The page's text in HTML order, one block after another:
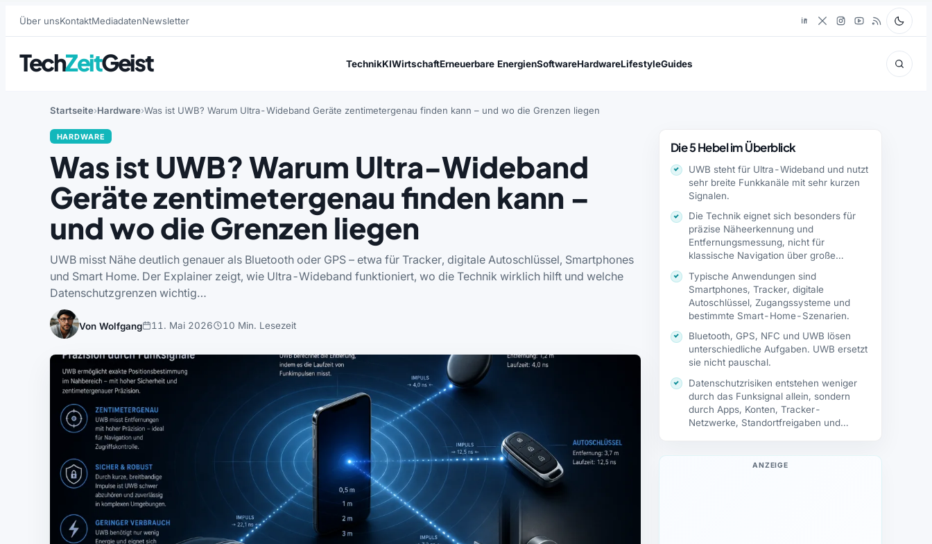
Über unsKontaktMediadatenNewsletter
TechZeitGeist TechnikKIWirtschaftErneuerbare EnergienSoftwareHardwareLifestyleGuides
Startseite Hardware Was ist UWB? Warum Ultra-Wideband Geräte zentimetergenau finden kann – und wo die Grenzen liegen
HARDWARE
Was ist UWB? Warum Ultra-Wideband
Geräte zentimetergenau finden kann –
und wo die Grenzen liegen
UWB misst Nähe deutlich genauer als Bluetooth oder GPS – etwa für Tracker, digitale Autoschlüssel, Smartphones
und Smart Home. Der Explainer zeigt, wie Ultra-Wideband funktioniert, wo die Technik wirklich hilft und welche
Datenschutzgrenzen wichtig…
Von Wolfgang 11. Mai 2026 10 Min. Lesezeit
Die 5 Hebel im Überblick
UWB steht für Ultra-Wideband und nutzt
sehr breite Funkkanäle mit sehr kurzen
Signalen.
Die Technik eignet sich besonders für
präzise Näheerkennung und
Entfernungsmessung, nicht für
klassische Navigation über große
Typische Anwendungen sind
Smartphones, Tracker, digitale
Autoschlüssel, Zugangssysteme und
bestimmte Smart-Home-Szenarien.
Bluetooth, GPS, NFC und UWB lösen
unterschiedliche Aufgaben. UWB ersetzt
sie nicht pauschal.
Datenschutzrisiken entstehen weniger
durch das Funksignal allein, sondern
durch Apps, Konten, Tracker-
Netzwerke, Standortfreigaben und
ANZEIGE